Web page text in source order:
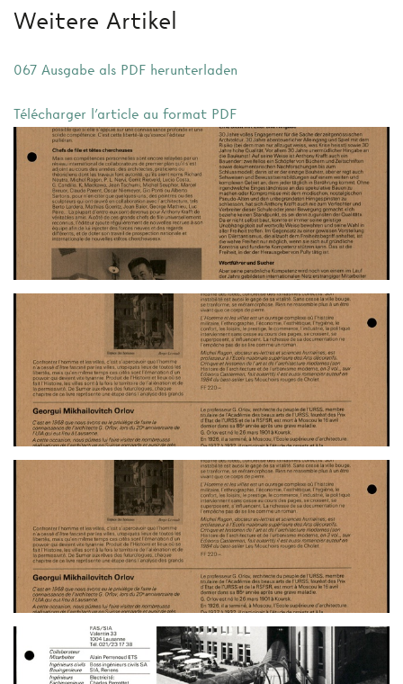
Weitere Artikel
067 Ausgabe als PDF herunterladen
Télécharger l'article au format PDF